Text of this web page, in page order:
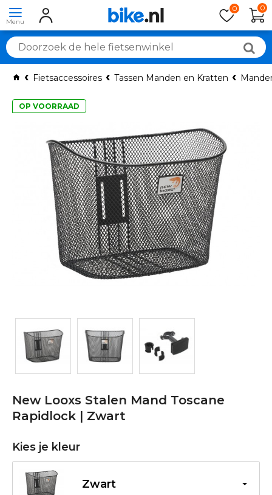
0 0
Fietsaccessoires Tassen Manden en Kratten
OP VOORRAAD
New Looxs Stalen Mand Toscane
Rapidlock | Zwart
Kies je kleur
Zwart